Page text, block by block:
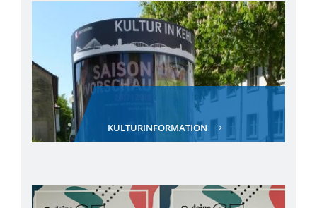
KULTURINFORMATION